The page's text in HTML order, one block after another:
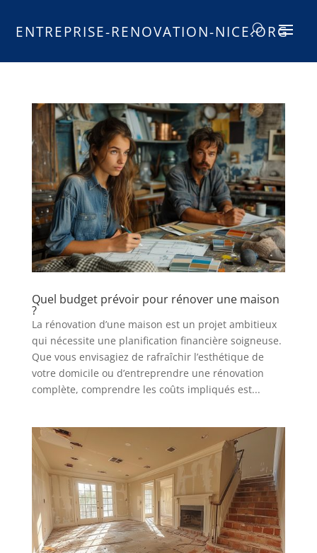
ENTREPRISE-RENOVATION-NICE.ORG
Quel budget prévoir pour rénover une maison
?
La rénovation d’une maison est un projet ambitieux
qui nécessite une planification financière soigneuse.
Que vous envisagiez de rafraîchir l’esthétique de
votre domicile ou d’entreprendre une rénovation
complète, comprendre les coûts impliqués est...